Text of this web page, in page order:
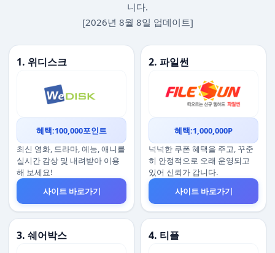
니다.
[2026년 8월 8일 업데이트]
1. 위디스크
혜택:100,000포인트
최신 영화, 드라마, 예능, 애니를
실시간 감상 및 내려받아 이용
해 보세요!
사이트 바로가기
2. 파일썬
혜택:1,000,000P
넉넉한 쿠폰 혜택을 주고, 꾸준
히 안정적으로 오래 운영되고
있어 신뢰가 갑니다.
사이트 바로가기
3. 쉐어박스 4. 티플